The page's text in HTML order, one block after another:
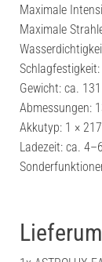
Maximale
Maximale
Gewicht: ca.
Abmessungen:
Akkutyp: 1 ×
Ladezeit: ca.